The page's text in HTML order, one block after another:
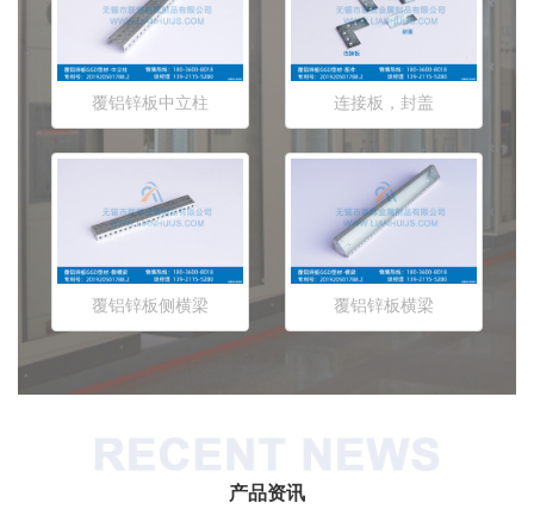
覆铝锌板中立柱 连接板，封盖
覆铝锌板侧横梁 覆铝锌板横梁
产品资讯